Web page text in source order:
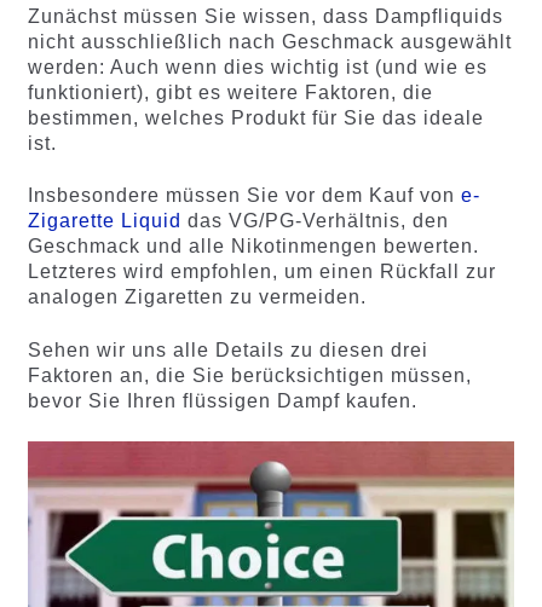
d auf
Kundenb
ewertung
en
auf
Kundenb
ewertung
en
Zunächst müssen Sie wissen, dass Dampfliquids
nicht ausschließlich nach Geschmack ausgewählt
werden: Auch wenn dies wichtig ist (und wie es
funktioniert), gibt es weitere Faktoren, die
bestimmen, welches Produkt für Sie das ideale
ist.
Insbesondere müssen Sie vor dem Kauf von e-
Zigarette Liquid das VG/PG-Verhältnis, den
Geschmack und alle Nikotinmengen bewerten.
Letzteres wird empfohlen, um einen Rückfall zur
analogen Zigaretten zu vermeiden.
Sehen wir uns alle Details zu diesen drei
Faktoren an, die Sie berücksichtigen müssen,
bevor Sie Ihren flüssigen Dampf kaufen.